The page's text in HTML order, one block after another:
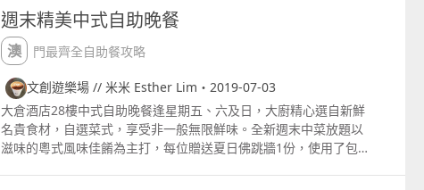
蘋果及酸菜、香煎鱸魚柳配蜆。 午餐：每位澳門幣168 晚餐：每位
澳門幣188 週末半自助餐 自助沙律及甜品, 湯, 自選主菜。 八月份
的主菜可選擇請選擇以下一款主菜：燜羊肩、白汁燜雞、燜鴨腿伴
蘋果及酸菜、香煎鱸魚柳配蜆、紅酒燜牛肉、西班牙海鮮飯。 午
餐：每位澳門幣188 晚餐：每位澳門幣298 八月份的主菜可選擇香
煎鱸魚配意式青蓉汁、法式燉牛肉、哥頓布雞扒、意式蕃茄肉丸長
通粉。晚餐的其他主菜是刺身丼、烤鴨胸配橙汁。 須另加收 10%
服務費 511 歲小童可亭半價優惠 供應日期 星期一至星期日 營業時
週末精美中式自助晚餐
澳門最齊全自助餐攻略
文創遊樂場 // 米米 Esther Lim・2019-07-03
大倉酒店28樓中式自助晚餐逢星期五、六及日，大廚精心選自新鮮
名貴食材，自選菜式，享受非一般無限鮮味。全新週末中菜放題以
滋味的粵式風味佳餚為主打，每位贈送夏日佛跳牆1份，使用了包